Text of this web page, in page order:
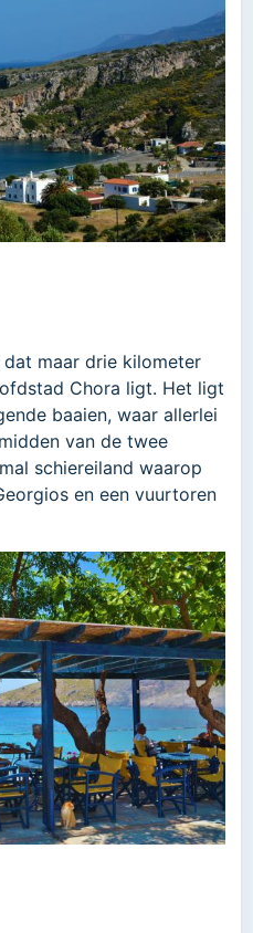
maar drie kilometer
Chora ligt. Het ligt
baaien, waar allerlei
van de twee
schiereiland waarop
en een vuurtoren